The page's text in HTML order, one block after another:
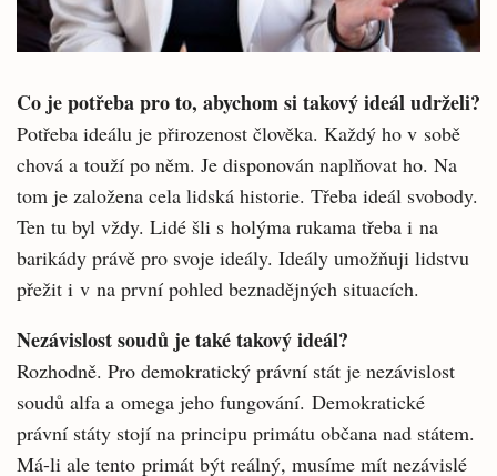
Co je potřeba pro to, abychom si takový ideál udrželi?
Potřeba ideálu je přirozenost člověka. Každý ho v sobě
chová a touží po něm. Je disponován naplňovat ho. Na
tom je založena cela lidská historie. Třeba ideál svobody.
Ten tu byl vždy. Lidé šli s holýma rukama třeba i na
barikády právě pro svoje ideály. Ideály umožňuji lidstvu
přežit i v na první pohled beznadějných situacích.
Nezávislost soudů je také takový ideál?
Rozhodně. Pro demokratický právní stát je nezávislost
soudů alfa a omega jeho fungování. Demokratické
právní státy stojí na principu primátu občana nad státem.
Má-li ale tento primát být reálný, musíme mít nezávislé